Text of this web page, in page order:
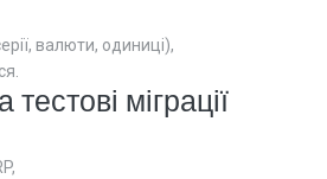
валюти, одиниці),
міграції